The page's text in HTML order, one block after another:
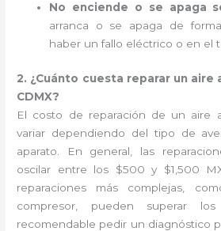
No enciende o se apaga
arranca o se apaga de
haber un fallo eléctrico o en el
2. ¿Cuánto cuesta reparar un aire
CDMX?
El costo de reparación de un aire
variar dependiendo del tipo de
aparato. En general, las
oscilar entre los $500 y $1,500
reparaciones más complejas,
compresor, pueden superar
recomendable pedir un diagnóstico